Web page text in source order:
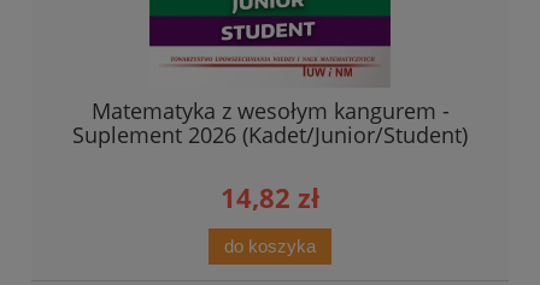
Matematyka z wesołym kangurem -
Suplement 2026 (Kadet/Junior/Student)
14,82 zł
do koszyka